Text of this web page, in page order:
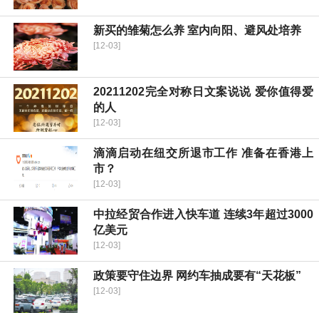
新买的雏菊怎么养 室内向阳、避风处培养
[12-03]
20211202完全对称日文案说说 爱你值得爱
的人
[12-03]
滴滴启动在纽交所退市工作 准备在香港上
市？
[12-03]
中拉经贸合作进入快车道 连续3年超过3000
亿美元
[12-03]
政策要守住边界 网约车抽成要有“天花板”
[12-03]